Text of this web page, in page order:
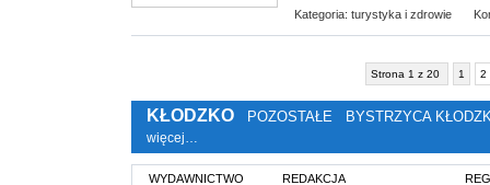
Kategoria: turystyka i zdrowie
Strona 1 z 20 1 2
KŁODZKO POZOSTAŁE BYSTRZYCA
więcej…
WYDAWNICTWO
REDAKCJA